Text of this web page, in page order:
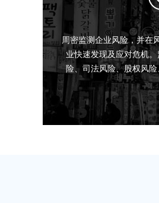
周密监测企业风险，并在
业快速发现及应对危机
险、司法风险、股权风